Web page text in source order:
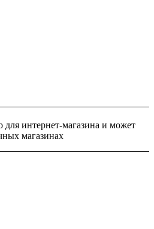
для интернет-магазина и может
магазинах